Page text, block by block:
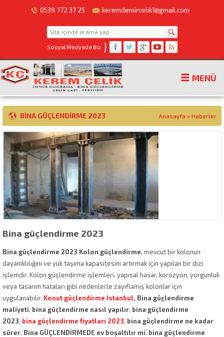
0539 772 37 25 keremdemircelik1@gmail.com
Sosyal Medyada Biz }
MENÜ
BINA GÜÇLENDIRME 2023 Anasayfa » Haberler
Bina güçlendirme 2023
Bina güçlendirme 2023 Kolon güçlendirme, mevcut bir kolonun
dayanıklılığını ve yük taşıma kapasitesini artırmak için yapılan bir dizi
işlemdir. Kolon güçlendirme işlemleri, yapısal hasar, korozyon, yorgunluk
veya tasarım hataları gibi nedenlerle zayıflamış kolonlar için
uygulanabilir. Konut güçlendirme İstanbul, Bina güçlendirme
maliyeti, bina güçlendirme nasıl yapılır, bina güçlendirme
2023, bina güçlendirme fiyatları 2023, bina güçlendirme ne kadar
sürer, Bina GÜÇLENDİRMEDE ev boşaltılır mi, bina güçlendirme